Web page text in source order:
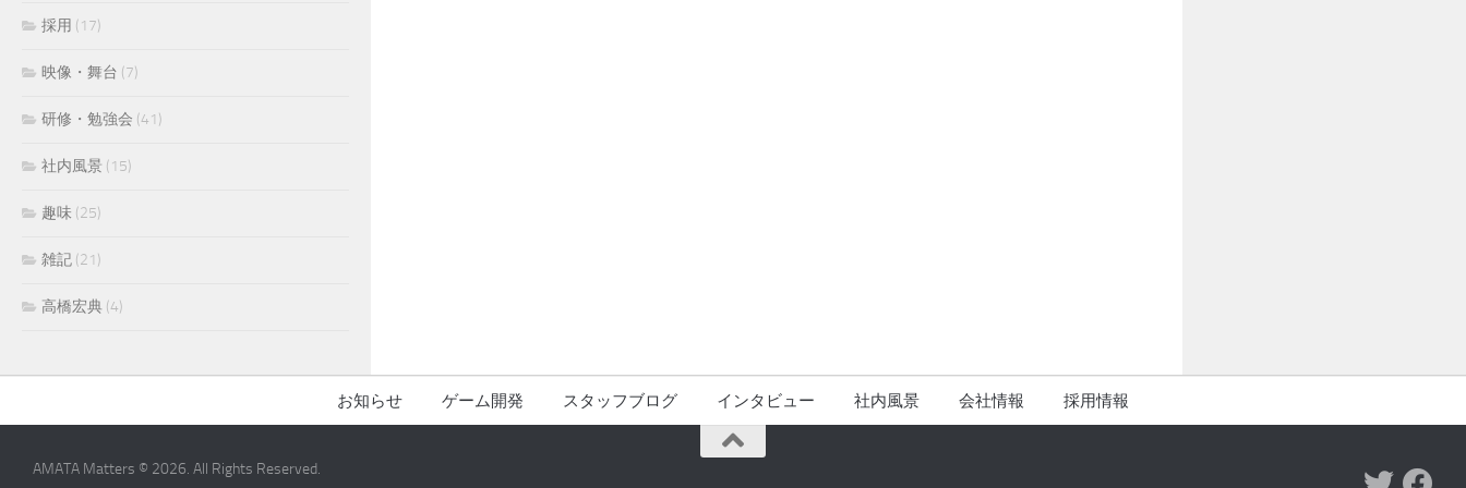
採用 (17)
映像・舞台 (7)
研修・勉強会 (41)
社内風景 (15)
趣味 (25)
雑記 (21)
高橋宏典 (4)
お知らせ ゲーム開発 スタッフブログ インタビュー 社内風景 会社情報 採用情報
AMATA Matters © 2026. All Rights Reserved.